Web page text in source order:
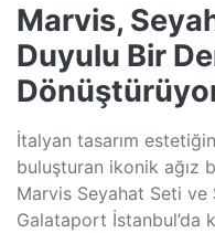
Marvis,
Duyulu Bir
İtalyan tasarım
buluşturan ikonik ağız
Marvis Seyahat Seti ve
Galataport İstanbul’da